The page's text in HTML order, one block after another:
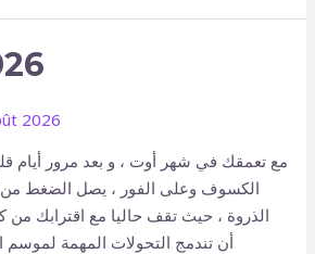
2026
مع تعمقك في شهر أوت ، و بعد مرور أيام
الكسوف وعلى الفور ، يصل الضغط من
الذروة ، حيث تقف حاليا مع اقترابك
أن تندمج التحولات المهمة لموسم